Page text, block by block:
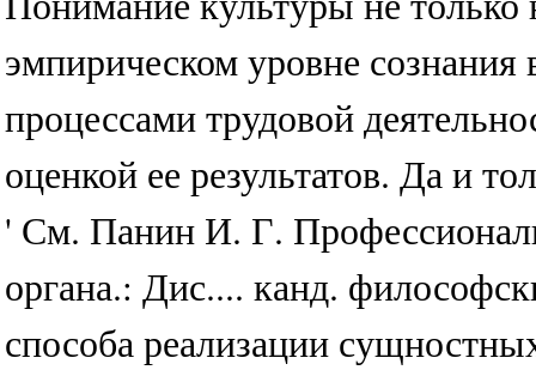
эмпирическом уровне сознания
процессами трудовой
оценкой ее результатов. Да и
' См. Панин И. Г.
органа.: Дис.... канд.
способа реализации